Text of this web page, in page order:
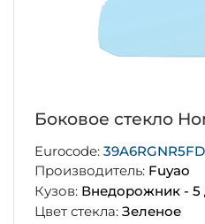
Боковое стекло
Eurocode:
Производитель: Fuyao
Кузов: Внедорожник - 5
Цвет стекла: Зеленое